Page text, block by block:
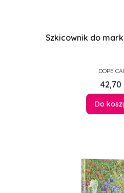
Szkicownik do
DOPE
Cena
42,70
Do